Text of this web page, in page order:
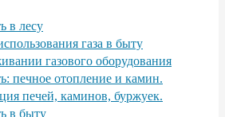
в лесу
газа в быту
газового оборудования
печное отопление и камин.
печей, каминов, буржуек.
в быту